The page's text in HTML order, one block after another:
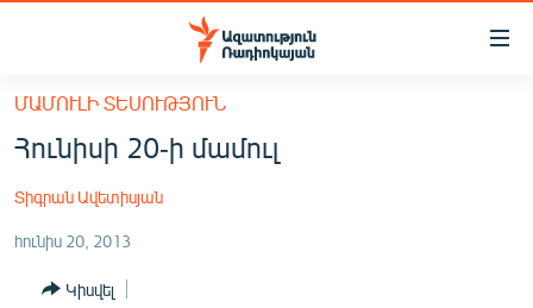
Մատչելիության
հիմնական
բովանդակությանը
հիմնական
մենյուին
ՀԱՅԱՍՏԱՆ
ՔԱՂԱՔԱԿԱՆ
ԸՆՏՐՈՒԹՅՈՒՆՆԵՐ 2026
ԻՐԱՎՈՒՆՔ
ՄԱՄՈՒԼԻ ՏԵՍՈՒԹՅՈՒՆ
Հունիսի 20-ի մամուլ
Տիգրան Ավետիսյան
հունիս 20, 2013
Կիսվել